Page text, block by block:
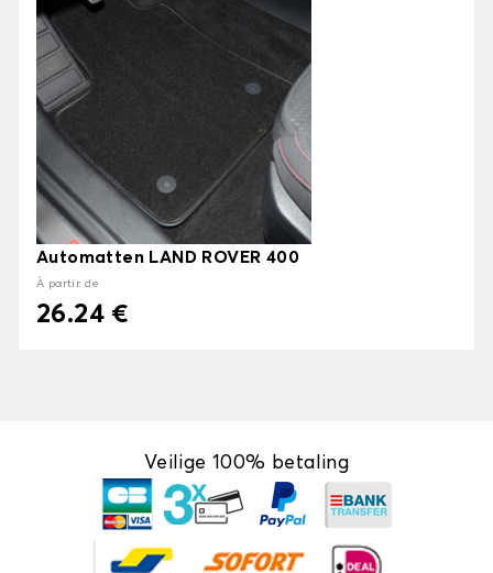
Automatten LAND ROVER 400
À partir de
26.24 €
Veilige 100% betaling